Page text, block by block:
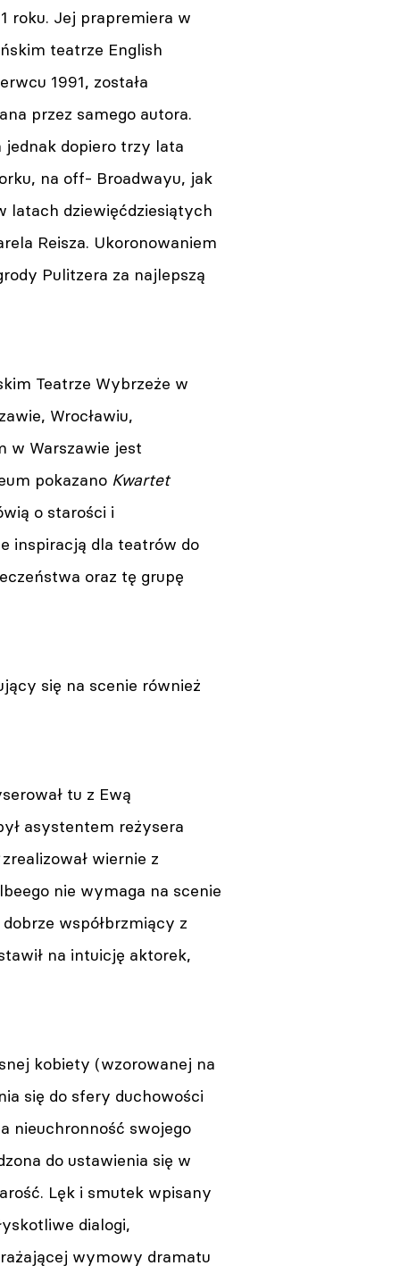
roku. Jej prapremiera w
teatrze English
1991, została
przez samego autora.
jednak dopiero trzy lata
na off- Broadwayu, jak
latach dziewięćdziesiątych
Reisza. Ukoronowaniem
Pulitzera za najlepszą
Teatrze Wybrzeże w
Wrocławiu,
w Warszawie jest
pokazano Kwartet
o starości i
inspiracją dla teatrów do
oraz tę grupę
się na scenie również
tu z Ewą
asystentem reżysera
zrealizował wiernie z
nie wymaga na scenie
współbrzmiący z
na intuicję aktorek,
kobiety (wzorowanej na
się do sfery duchowości
nieuchronność swojego
do ustawienia się w
Lęk i smutek wpisany
dialogi,
wymowy dramatu